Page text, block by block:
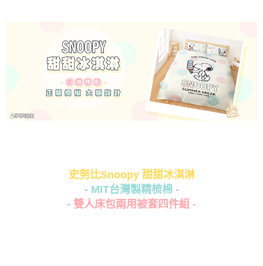
每筆NT$80，滿NT$699(含以上)免運費
史努比Snoopy 甜甜冰淇淋
- MIT台灣製精梳棉 -
- 雙人床包兩用被套四件組 -